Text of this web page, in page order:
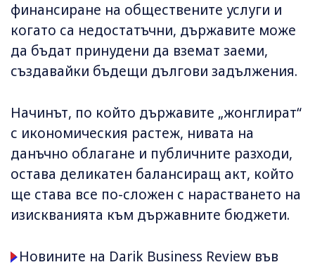
финансиране на обществените услуги и
когато са недостатъчни, държавите може
да бъдат принудени да вземат заеми,
създавайки бъдещи дългови задължения.
Начинът, по който държавите „жонглират“
с икономическия растеж, нивата на
данъчно облагане и публичните разходи,
остава деликатен балансиращ акт, който
ще става все по-сложен с нарастването на
изискванията към държавните бюджети.
Новините на Darik Business Review във